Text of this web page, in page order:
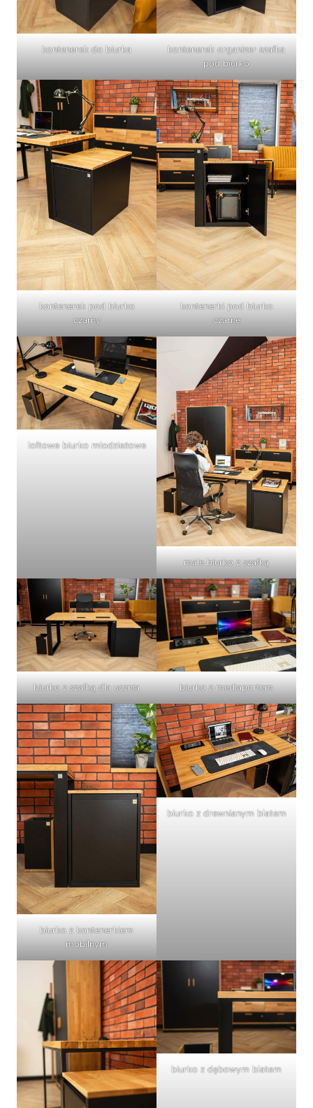
kontenerek do biurka
kontenerek organizer szafka
pod biurko
kontenerek pod biurko
czarny
kontenerki pod biurko
czarne
loftowe biurko młodzieżowe
małe biurko z szafką
biurko z szafką dla ucznia biurko z mediaportem
biurko z kontenerkiem
mobilnym
biurko z drewnianym blatem
biurko z dębowym blatem